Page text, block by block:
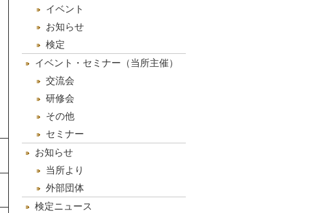
イベント
お知らせ
検定
イベント・セミナー（当所主催）
交流会
研修会
その他
セミナー
お知らせ
当所より
外部団体
検定ニュース